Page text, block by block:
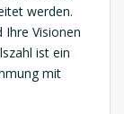
werden.
Ihre Visionen
ist ein
mit